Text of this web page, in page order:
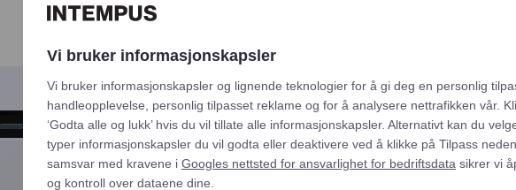
Vi bruker informasjonskapsler
Vi bruker informasjonskapsler og lignende teknologier for å gi deg en personlig
handleopplevelse, personlig tilpasset reklame og for å analysere nettrafikken vår.
‘Godta alle og lukk’ hvis du vil tillate alle informasjonskapsler. Alternativt kan du
typer informasjonskapsler du vil godta eller deaktivere ved å klikke på Tilpass
samsvar med kravene i Googles nettsted for ansvarlighet for bedriftsdata sikrer vi
og kontroll over dataene dine.